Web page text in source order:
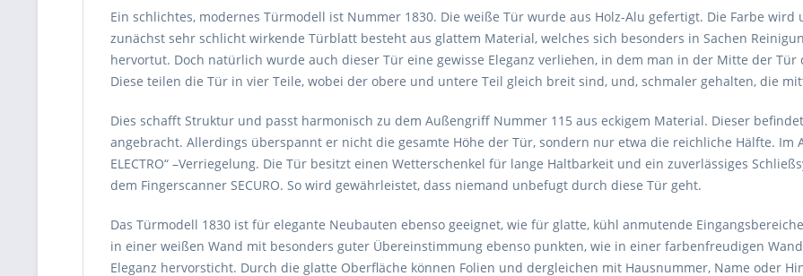
Ein schlichtes, modernes Türmodell ist Nummer 1830. Die weiße Tür wurde aus Holz-Alu gefertigt. Die Farbe wird
zunächst sehr schlicht wirkende Türblatt besteht aus glattem Material, welches sich besonders in Sachen
hervortut. Doch natürlich wurde auch dieser Tür eine gewisse Eleganz verliehen, in dem man in der Mitte der
Diese teilen die Tür in vier Teile, wobei der obere und untere Teil gleich breit sind, und, schmaler gehalten, die
Dies schafft Struktur und passt harmonisch zu dem Außengriff Nummer 115 aus eckigem Material. Dieser
angebracht. Allerdings überspannt er nicht die gesamte Höhe der Tür, sondern nur etwa die reichliche Hälfte. Im
ELECTRO“ –Verriegelung. Die Tür besitzt einen Wetterschenkel für lange Haltbarkeit und ein zuverlässiges
dem Fingerscanner SECURO. So wird gewährleistet, dass niemand unbefugt durch diese Tür geht.
Das Türmodell 1830 ist für elegante Neubauten ebenso geeignet, wie für glatte, kühl anmutende
in einer weißen Wand mit besonders guter Übereinstimmung ebenso punkten, wie in einer farbenfreudigen
Eleganz hervorsticht. Durch die glatte Oberfläche können Folien und dergleichen mit Hausnummer, Name oder